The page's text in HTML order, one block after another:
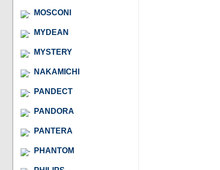
MOSCONI
MYDEAN
MYSTERY
NAKAMICHI
PANDECT
PANDORA
PANTERA
PHANTOM